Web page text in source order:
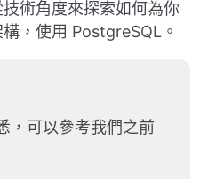
術角度來探索如何為你
，使用 PostgreSQL。
，可以參考我們之前